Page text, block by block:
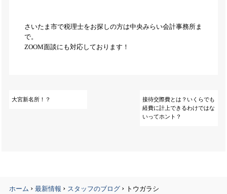
さいたま市で税理士をお探しの方は中央みらい会計事務所ま
で。
ZOOM面談にも対応しております！
大宮新名所！？
接待交際費とは？いくらでも
経費に計上できるわけではな
いってホント？
ホーム › 最新情報 › スタッフのブログ › トウガラシ